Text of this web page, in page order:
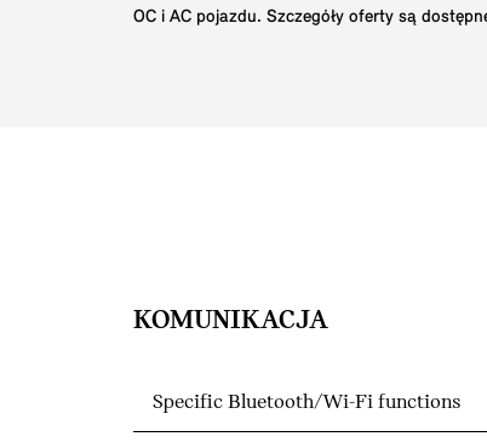
OC i AC pojazdu. Szczegóły oferty są
KOMUNIKACJA
Specific Bluetooth/Wi-Fi functions